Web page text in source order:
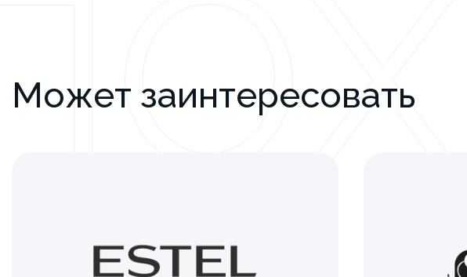
Может заинтересовать